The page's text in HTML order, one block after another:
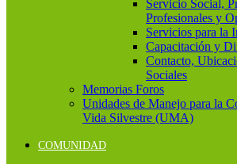
Servicio Social,
Profesionales y
Servicios para la
Capacitación y
Contacto,
Sociales
Memorias Foros
Unidades de Manejo para la
Vida Silvestre (UMA)
COMUNIDAD